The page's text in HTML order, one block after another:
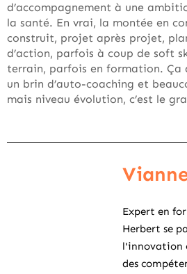
d’accompagnement à une
la santé. En vrai, la montée en
construit, projet après projet,
d’action, parfois à coup de soft
terrain, parfois en formation. Ça
un brin d’auto-coaching et
mais niveau évolution, c’est le
Expert en
Herbert se
l'innovation
des